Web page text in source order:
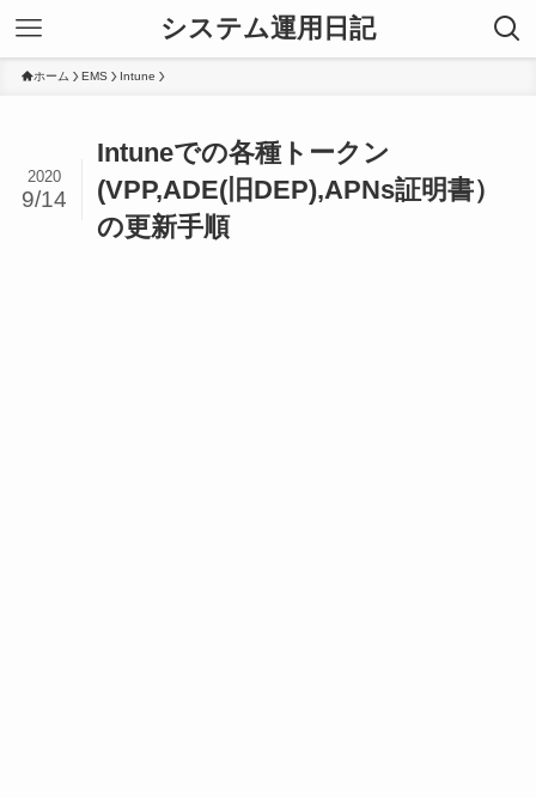
システム運用日記
ホーム EMS Intune
Intuneでの各種トークン
(VPP,ADE(旧DEP),APNs証明書）
の更新手順
2020
9/14